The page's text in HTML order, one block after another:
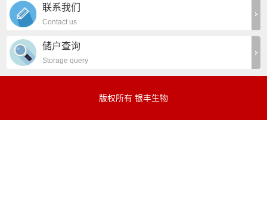
联系我们
Contact us
储户查询
Storage query
版权所有 银丰生物